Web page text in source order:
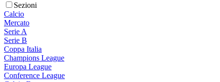
Sezioni
Calcio
Mercato
Serie A
Serie B
Coppa Italia
Champions League
Europa League
Conference League